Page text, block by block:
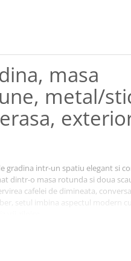
masa
metal/
gradina intr-un spatiu elegant si
dintr-o masa rotunda si doua
cafelei de dimineata,
setul imbina aspectul modern cu